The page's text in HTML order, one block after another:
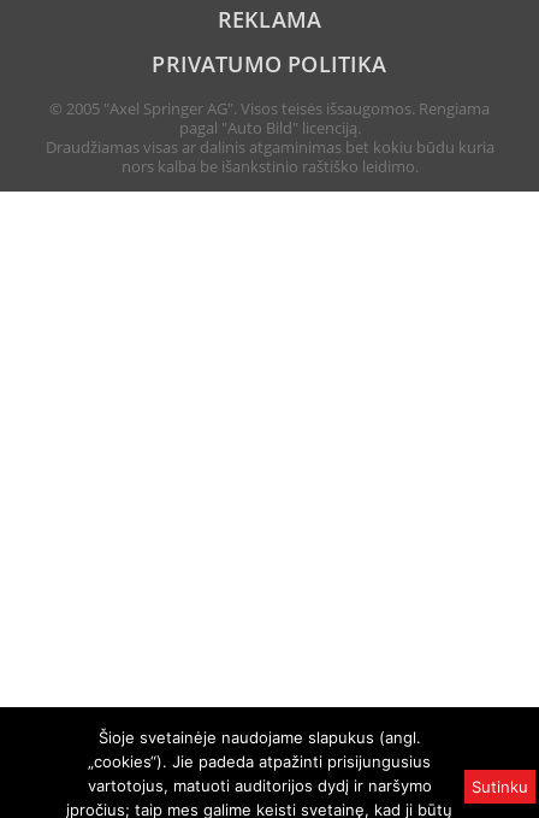
REKLAMA
PRIVATUMO POLITIKA
© 2005 "Axel Springer AG". Visos teisės išsaugomos. Rengiama
pagal "Auto Bild" licenciją.
Draudžiamas visas ar dalinis atgaminimas bet kokiu būdu kuria
nors kalba be išankstinio raštiško leidimo.
Šioje svetainėje naudojame slapukus (angl.
„cookies“). Jie padeda atpažinti prisijungusius
vartotojus, matuoti auditorijos dydį ir naršymo
įpročius; taip mes galime keisti svetainę, kad ji būtų
Sutinku